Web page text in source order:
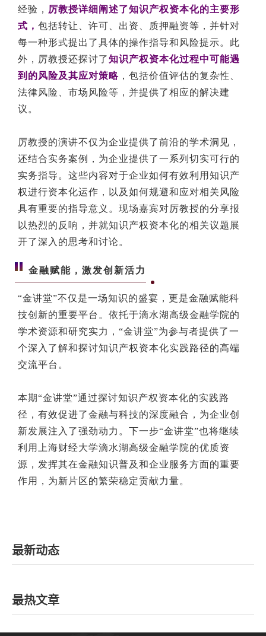
经验， 厉教授详细阐述了知识产权资本化的主要形
式， 包括转让、许可、出资、质押融资等，并针对
每一种形式提出了具体的操作指导和风险提示。此
外，厉教授还探讨了知识产权资本化过程中可能遇
到的风险及其应对策略 ，包括价值评估的复杂性、
法律风险、市场风险等，并提供了相应的解决建
议。
厉教授的演讲不仅为企业提供了前沿的学术洞见，
还结合实务案例，为企业提供了一系列切实可行的
实务指导。这些内容对于企业如何有效利用知识产
权进行资本化运作，以及如何规避和应对相关风险
具有重要的指导意义。现场嘉宾对厉教授的分享报
以热烈的反响，并就知识产权资本化的相关议题展
开了深入的思考和讨论。
金融赋能，激发创新活力
“金讲堂”不仅是一场知识的盛宴，更是金融赋能科
技创新的重要平台。依托于滴水湖高级金融学院的
学术资源和研究实力，“金讲堂”为参与者提供了一
个深入了解和探讨知识产权资本化实践路径的高端
交流平台。
本期“金讲堂”通过探讨知识产权资本化的实践路
径，有效促进了金融与科技的深度融合，为企业创
新发展注入了强劲动力。下一步“金讲堂”也将继续
利用上海财经大学滴水湖高级金融学院的优质资
源，发挥其在金融知识普及和企业服务方面的重要
作用，为新片区的繁荣稳定贡献力量。
最新动态
最热文章